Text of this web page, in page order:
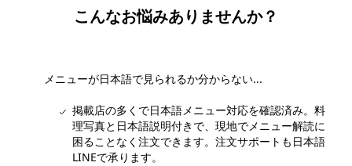
こんなお悩みありませんか？
メニューが日本語で見られるか分からない...
掲載店の多くで日本語メニュー対応を確認済み。料
理写真と日本語説明付きで、現地でメニュー解読に
困ることなく注文できます。注文サポートも日本語
LINEで承ります。